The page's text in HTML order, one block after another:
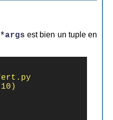
*args est bien un tuple en